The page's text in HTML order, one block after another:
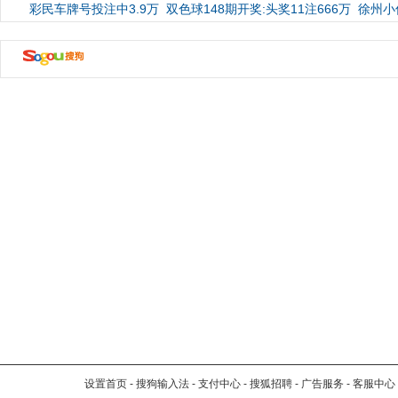
彩民车牌号投注中3.9万 双色球148期开奖:头奖11注666万 徐州
设置首页 - 搜狗输入法 - 支付中心 - 搜狐招聘 - 广告服务 - 客服中心